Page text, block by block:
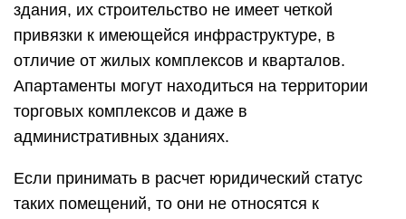
здания, их строительство не имеет четкой
привязки к имеющейся инфраструктуре, в
отличие от жилых комплексов и кварталов.
Апартаменты могут находиться на территории
торговых комплексов и даже в
административных зданиях.
Если принимать в расчет юридический статус
таких помещений, то они не относятся к